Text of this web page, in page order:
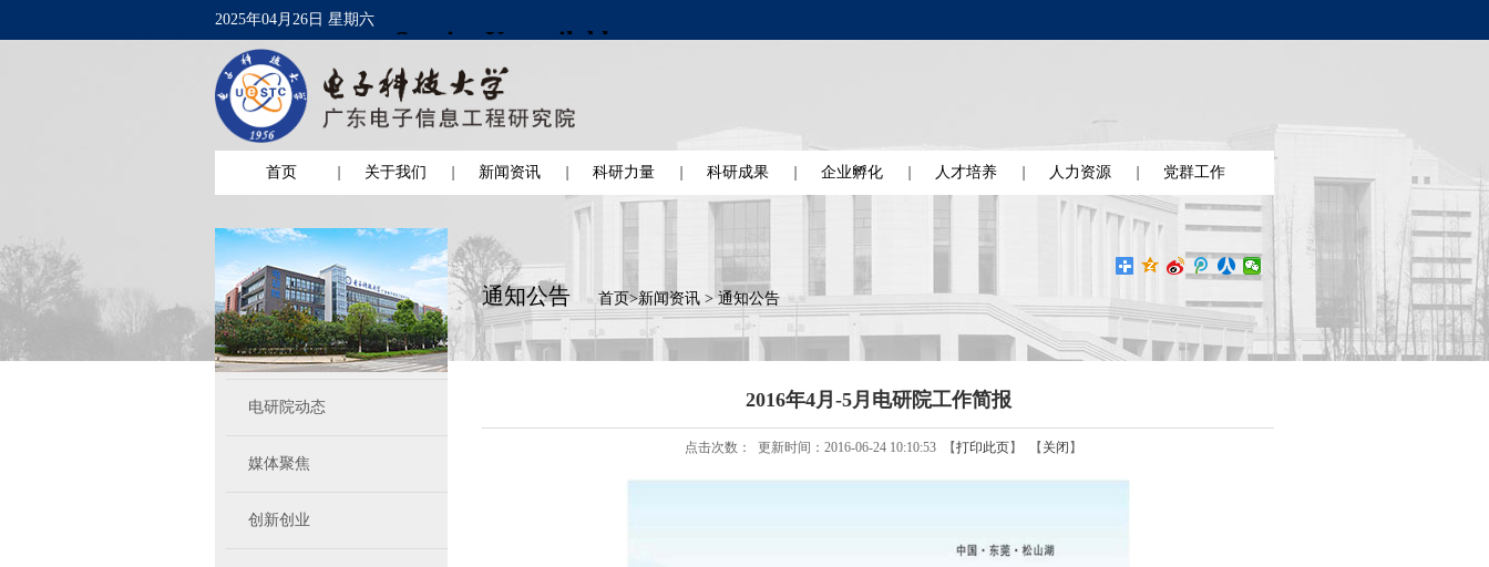
2025年04月26日 星期六
首页 关于我们 新闻资讯 科研力量 科研成果 企业孵化 人才培养 人力资源 党群工作
电研院动态
媒体聚焦
创新创业
通知公告 首页>新闻资讯 >通知公告
2016年4月-5月电研院工作简报
点击次数： 更新时间：2016-06-24 10:10:53 【打印此页】 【 关闭 】